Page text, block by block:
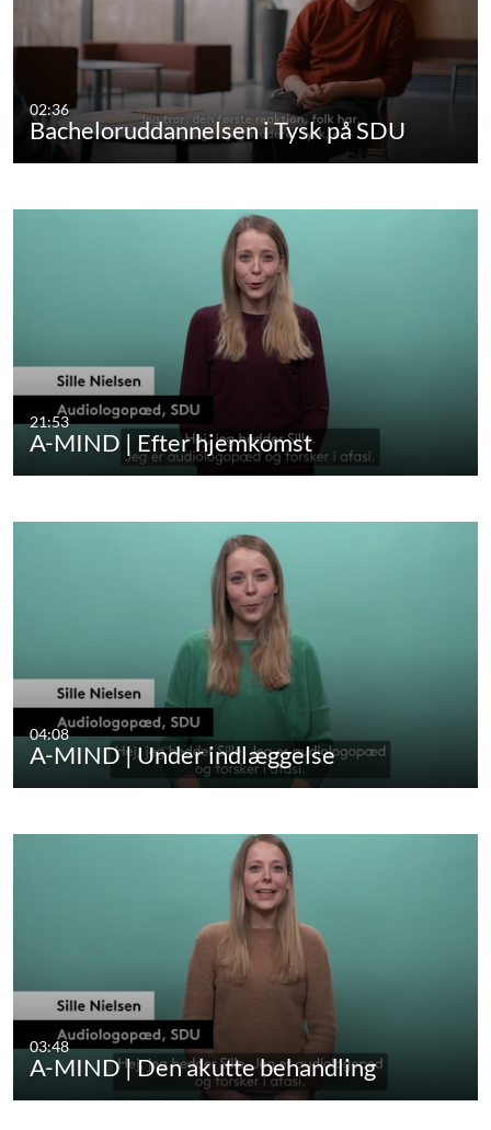
02:36
Bacheloruddannelsen i Tysk på SDU
21:53
A-MIND | Efter hjemkomst
04:08
A-MIND | Under indlæggelse
03:48
A-MIND | Den akutte behandling